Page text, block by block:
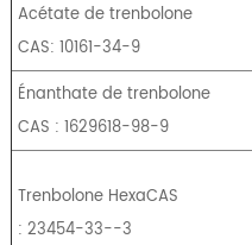
Acétate de trenbolone
CAS: 10161-34-9
Énanthate de trenbolone
CAS : 1629618-98-9
Trenbolone HexaCAS
: 23454-33--3